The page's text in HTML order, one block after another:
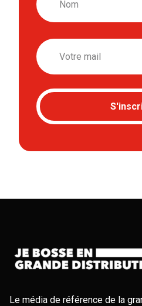
Email
Le média de référence de la